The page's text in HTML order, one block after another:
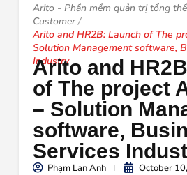
Arito - Phần mềm quản trị tổng
Customer
Arito and HR2B: Launch of The
Solution Management software,
Industry
Arito and
of The project
– Solution
software,
Services
Phạm Lan Anh October